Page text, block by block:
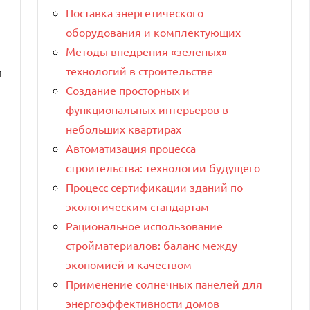
Поставка энергетического
оборудования и комплектующих
Методы внедрения «зеленых»
технологий в строительстве
Создание просторных и
функциональных интерьеров в
небольших квартирах
Автоматизация процесса
строительства: технологии будущего
Процесс сертификации зданий по
экологическим стандартам
Рациональное использование
стройматериалов: баланс между
экономией и качеством
Применение солнечных панелей для
энергоэффективности домов